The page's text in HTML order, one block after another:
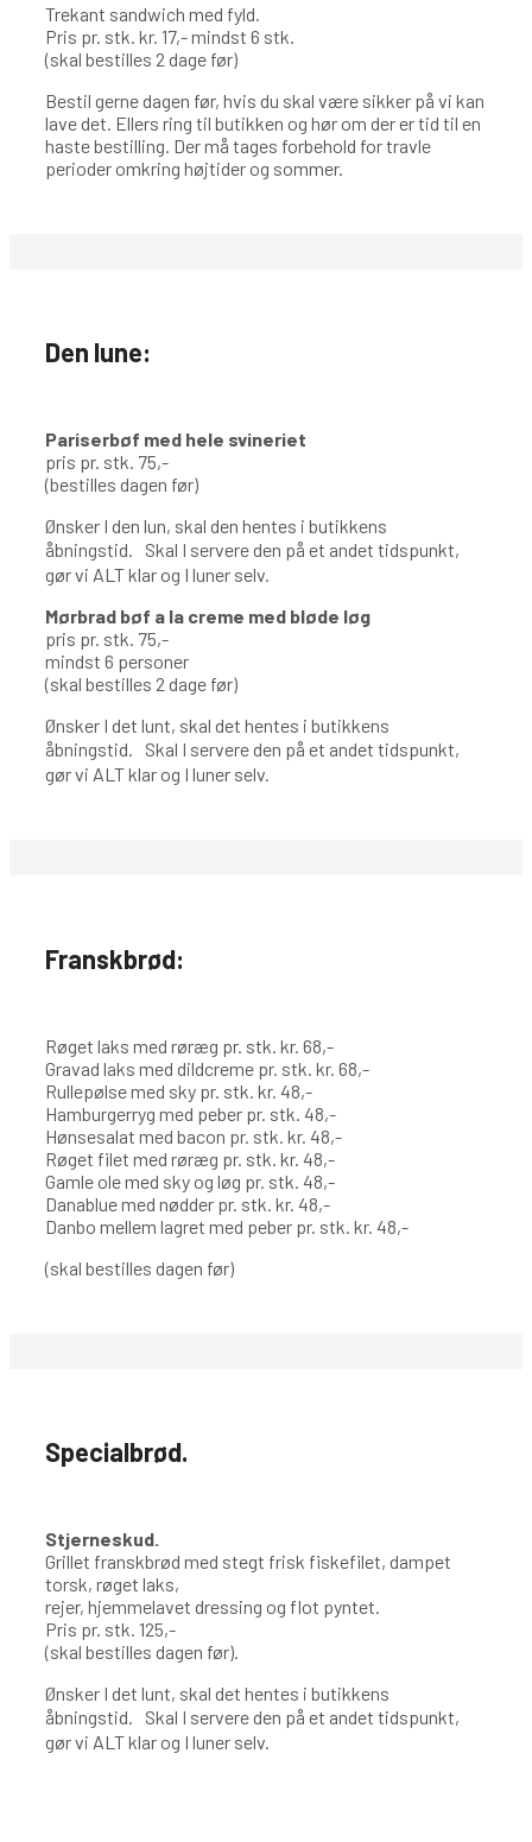
Trekant sandwich med fyld.
Pris pr. stk. kr. 17,- mindst 6 stk.
(skal bestilles 2 dage før)
Bestil gerne dagen før, hvis du skal være sikker på vi kan
lave det. Ellers ring til butikken og hør om der er tid til en
haste bestilling. Der må tages forbehold for travle
perioder omkring højtider og sommer.
Den lune:
Pariserbøf med hele svineriet
pris pr. stk. 75,-
(bestilles dagen før)
Ønsker I den lun, skal den hentes i butikkens
åbningstid. Skal I servere den på et andet tidspunkt,
gør vi ALT klar og I luner selv.
Mørbrad bøf a la creme med bløde løg
pris pr. stk. 75,-
mindst 6 personer
(skal bestilles 2 dage før)
Ønsker I det lunt, skal det hentes i butikkens
åbningstid. Skal I servere den på et andet tidspunkt,
gør vi ALT klar og I luner selv.
Franskbrød:
Røget laks med røræg pr. stk. kr. 68,-
Gravad laks med dildcreme pr. stk. kr. 68,-
Rullepølse med sky pr. stk. kr. 48,-
Hamburgerryg med peber pr. stk. 48,-
Hønsesalat med bacon pr. stk. kr. 48,-
Røget filet med røræg pr. stk. kr. 48,-
Gamle ole med sky og løg pr. stk. 48,-
Danablue med nødder pr. stk. kr. 48,-
Danbo mellem lagret med peber pr. stk. kr. 48,-
(skal bestilles dagen før)
Specialbrød.
Stjerneskud.
Grillet franskbrød med stegt frisk fiskefilet, dampet
torsk, røget laks,
rejer, hjemmelavet dressing og flot pyntet.
Pris pr. stk. 125,-
(skal bestilles dagen før).
Ønsker I det lunt, skal det hentes i butikkens
åbningstid. Skal I servere den på et andet tidspunkt,
gør vi ALT klar og I luner selv.